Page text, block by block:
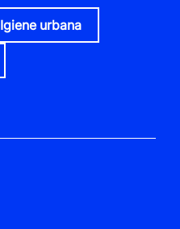
urbana